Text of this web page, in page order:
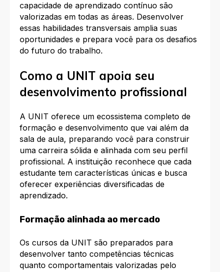
capacidade de aprendizado contínuo são
valorizadas em todas as áreas. Desenvolver
essas habilidades transversais amplia suas
oportunidades e prepara você para os desafios
do futuro do trabalho.​
Como a UNIT apoia seu
desenvolvimento profissional
A UNIT oferece um ecossistema completo de
formação e desenvolvimento que vai além da
sala de aula, preparando você para construir
uma carreira sólida e alinhada com seu perfil
profissional. A instituição reconhece que cada
estudante tem características únicas e busca
oferecer experiências diversificadas de
aprendizado.
Formação alinhada ao mercado
Os cursos da UNIT são preparados para
desenvolver tanto competências técnicas
quanto comportamentais valorizadas pelo